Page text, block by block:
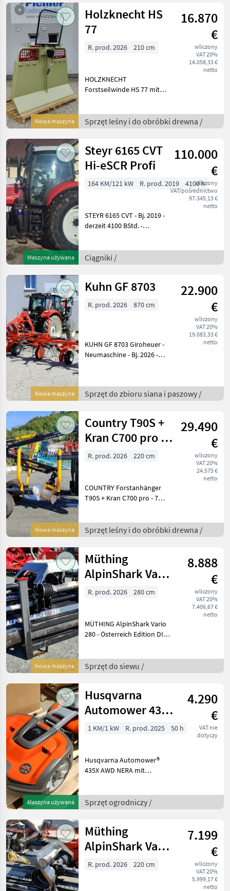
Nowa maszyna
Holzknecht HS
77
16.870
€
wliczony
VAT 20%
14.058,33 €
netto
R. prod. 2026 210 cm
HOLZKNECHT
Forstseilwinde HS 77 mit
hydraulischer Seilausstoß,
Seileinlaufbremse und
Proportionalsteuerung m
Sprzęt leśny i do obróbki drewna /
Maszyna używana
Steyr 6165 CVT
Hi-eSCR Profi
110.000
€
wliczony
VAT/pośrednictwo
97.345,13 €
netto
164 KM/121 kW R. prod. 2019 4100 h
STEYR 6165 CVT - Bj. 2019 -
derzeit 4100 BStd. -
PowerBeyond -
Fronthydraulik +
Ciągniki /
Nowa maszyna
Kuhn GF 8703
22.900
€
wliczony
VAT 20%
19.083,33 €
netto
R. prod. 2026 870 cm
KUHN GF 8703 Giroheuer -
Neumaschine - Bj. 2026 -
mit 6 Zinkenarmen -
Hydraulische
Sprzęt do zbioru siana i paszowy /
Nowa maszyna
Country T90S +
Kran C700 pro +
Eigenölversorgung
29.490
€
wliczony
VAT 20%
24.575 €
netto
R. prod. 2026 220 cm
COUNTRY Forstanhänger
T90S + Kran C700 pro - 7m
Schwenkmoment - 1120kg
Hubkraft bei 3, 5m - 4
Sprzęt leśny i do obróbki drewna /
Nowa maszyna
Müthing
AlpinShark Vario
280 - Österreich
8.888
€
wliczony
VAT 20%
7.406,67 €
netto
R. prod. 2026 280 cm
MÜTHING AlpinShark Vario
280 - Österreich Edition DIE
Grünland und Ackerbau –
der leichtzügige Mulcher für
Sprzęt do siewu /
Maszyna używana
Husqvarna
Automower 435
X AWD
4.290
€
VAT nie
dotyczy
1 KM/1 kW R. prod. 2025 50 h
Husqvarna Automower®
435X AWD NERA mit
09/2025 noch 4, 5 Jahre
Garantie!! Maximale
Begrenz
Sprzęt ogrodniczy /
Müthing
AlpinShark Vario
220 - Aktion
7.199
€
wliczony
VAT 20%
5.999,17 €
netto
R. prod. 2026 220 cm